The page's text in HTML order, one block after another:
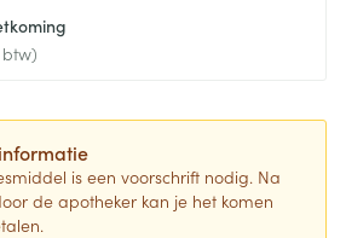
btw)
is een voorschrift nodig. Na
de apotheker kan je het komen